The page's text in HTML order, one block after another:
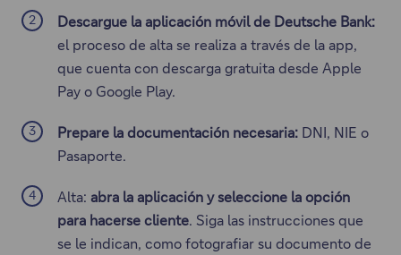
a
a
m
o
d
Descargue la aplicación móvil de Deutsche Bank:
el proceso de alta se realiza a través de la app,
que cuenta con descarga gratuita desde Apple
Pay o Google Play.
Prepare la documentación necesaria: DNI, NIE o
Pasaporte.
Alta: abra la aplicación y seleccione la opción
para hacerse cliente. Siga las instrucciones que
se le indican, como fotografiar su documento de